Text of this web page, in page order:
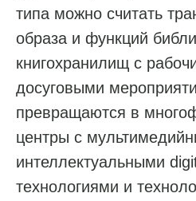
типа можно считать
образа и функций
книгохранилищ с
досуговыми
превращаются в
центры с
интеллектуальными
технологиями и